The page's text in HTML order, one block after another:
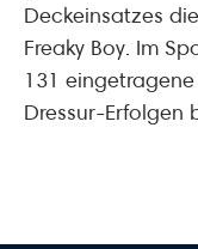
Deckeinsatzes
Freaky Boy. Im
131
Dressur-Erfolgen